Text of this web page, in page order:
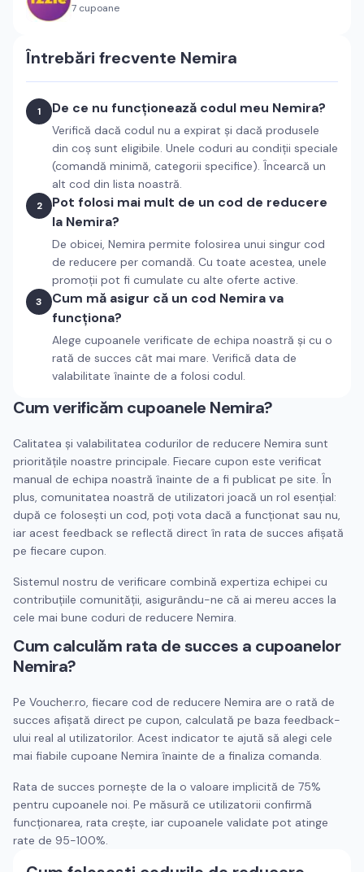
7 cupoane
Întrebări frecvente Nemira
1 De ce nu funcționează codul meu Nemira?
Verifică dacă codul nu a expirat și dacă produsele
din coș sunt eligibile. Unele coduri au condiții speciale
(comandă minimă, categorii specifice). Încearcă un
alt cod din lista noastră.
2
Pot folosi mai mult de un cod de reducere
la Nemira?
De obicei, Nemira permite folosirea unui singur cod
de reducere per comandă. Cu toate acestea, unele
promoții pot fi cumulate cu alte oferte active.
3
Cum mă asigur că un cod Nemira va
funcționa?
Alege cupoanele verificate de echipa noastră și cu o
rată de succes cât mai mare. Verifică data de
valabilitate înainte de a folosi codul.
Cum verificăm cupoanele Nemira?
Calitatea și valabilitatea codurilor de reducere Nemira sunt
prioritățile noastre principale. Fiecare cupon este verificat
manual de echipa noastră înainte de a fi publicat pe site. În
plus, comunitatea noastră de utilizatori joacă un rol esențial:
după ce folosești un cod, poți vota dacă a funcționat sau nu,
iar acest feedback se reflectă direct în rata de succes afișată
pe fiecare cupon.
Sistemul nostru de verificare combină expertiza echipei cu
contribuțiile comunității, asigurându-ne că ai mereu acces la
cele mai bune coduri de reducere Nemira.
Cum calculăm rata de succes a cupoanelor
Nemira?
Pe Voucher.ro, fiecare cod de reducere Nemira are o rată de
succes afișată direct pe cupon, calculată pe baza feedback-
ului real al utilizatorilor. Acest indicator te ajută să alegi cele
mai fiabile cupoane Nemira înainte de a finaliza comanda.
Rata de succes pornește de la o valoare implicită de 75%
pentru cupoanele noi. Pe măsură ce utilizatorii confirmă
funcționarea, rata crește, iar cupoanele validate pot atinge
rate de 95-100%.